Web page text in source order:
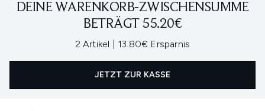
DEINE WARENKORB-ZWISCHENSUMME
BETRÄGT 55.20€
2 Artikel 13.80€ Ersparnis
JETZT ZUR KASSE